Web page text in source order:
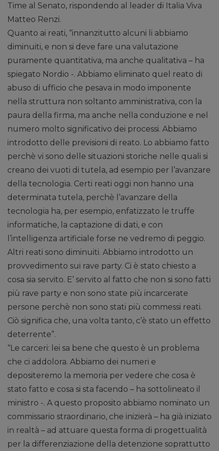
Time al Senato, rispondendo al leader di Italia Viva
Matteo Renzi.
Quanto ai reati, “innanzitutto alcuni li abbiamo
diminuiti, e non si deve fare una valutazione
puramente quantitativa, ma anche qualitativa – ha
spiegato Nordio -. Abbiamo eliminato quel reato di
abuso di ufficio che pesava in modo imponente
nella struttura non soltanto amministrativa, con la
paura della firma, ma anche nella conduzione e nel
numero molto significativo dei processi. Abbiamo
introdotto delle previsioni di reato. Lo abbiamo fatto
perchè vi sono delle situazioni storiche nelle quali si
creano dei vuoti di tutela, ad esempio per l’avanzare
della tecnologia. Certi reati oggi non hanno una
determinata tutela, perchè l’avanzare della
tecnologia ha, per esempio, enfatizzato le truffe
informatiche, la captazione di dati, e con
l’intelligenza artificiale forse ne vedremo di peggio.
Altri reati sono diminuiti. Abbiamo introdotto un
provvedimento sui rave party. Ci è stato chiesto a
cosa sia servito. E’ servito al fatto che non si sono fatti
più rave party e non sono state più incarcerate
persone perchè non sono stati più commessi reati.
Ciò significa che, una volta tanto, c’è stato un effetto
deterrente”.
“Le carceri: lei sa bene che questo è un problema
che ci addolora. Abbiamo dei numeri e
depositeremo la memoria per vedere che cosa è
stato fatto e cosa si sta facendo – ha sottolineato il
ministro -. A questo proposito abbiamo nominato un
commissario straordinario, che inizierà – ha già iniziato
in realtà – ad attuare questa forma di progettualità
per la differenziazione della detenzione soprattutto